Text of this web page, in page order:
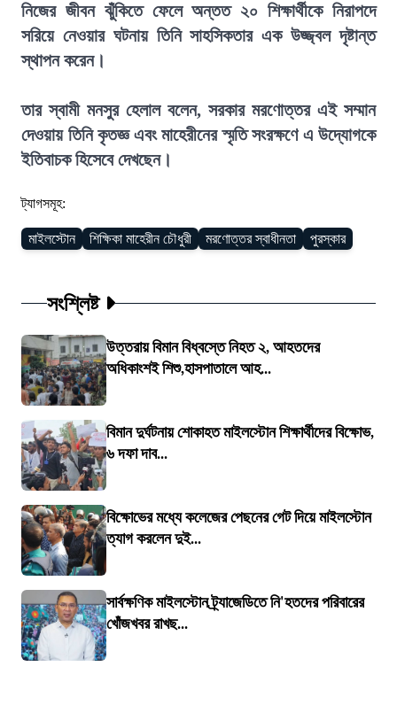
নিজের জীবন ঝুঁকিতে ফেলে অন্তত ২০ শিক্ষার্থীকে নিরাপদে
সরিয়ে নেওয়ার ঘটনায় তিনি সাহসিকতার এক উজ্জ্বল দৃষ্টান্ত
স্থাপন করেন।
তার স্বামী মনসুর হেলাল বলেন, সরকার মরণোত্তর এই সম্মান
দেওয়ায় তিনি কৃতজ্ঞ এবং মাহেরীনের স্মৃতি সংরক্ষণে এ উদ্যোগকে
ইতিবাচক হিসেবে দেখছেন।
ট্যাগসমূহ:
মাইলস্টোন শিক্ষিকা মাহেরীন চৌধুরী মরণোত্তর স্বাধীনতা পুরস্কার
সংশ্লিষ্ট
উত্তরায় বিমান বিধ্বস্তে নিহত ২, আহতদের
অধিকাংশই শিশু,হাসপাতালে আহ...
বিমান দুর্ঘটনায় শোকাহত মাইলস্টোন শিক্ষার্থীদের বিক্ষোভ,
৬ দফা দাব...
বিক্ষোভের মধ্যে কলেজের পেছনের গেট দিয়ে মাইলস্টোন
ত্যাগ করলেন দুই...
সার্বক্ষণিক মাইলস্টোন ট্র্যাজেডিতে নি'হতদের পরিবারের
খোঁজখবর রাখছ...